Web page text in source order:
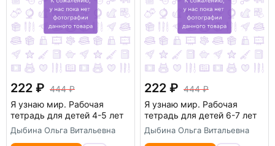
222
444
Я узнаю мир. Рабочая
тетрадь для детей 4-5 лет
Дыбина Ольга Витальевна
222
444
Я узнаю мир. Рабочая
тетрадь для детей 6-7 лет
Дыбина Ольга Витальевна